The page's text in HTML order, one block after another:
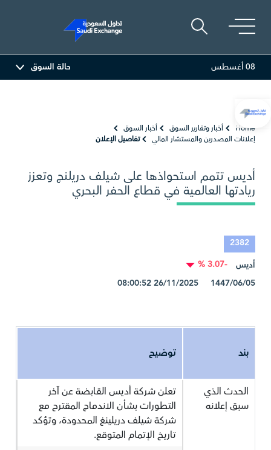
08 أغسطس حالة السوق
Home أخبار وتقارير السوق
أخبار السوق
إعلانات المصدرين والمستشار المالي
تفاصيل الإعلان
أديس تتمم استحواذها على شيلف دريلنج وتعزز
ريادتها العالمية في قطاع الحفر البحري
2382
أديس
-3.07 %
1447/06/05 26/11/2025 08:00:52
بند توضيح
الحدث الذي
سبق إعلانه
تعلن شركة أديس القابضة عن آخر
التطورات بشأن الاندماج المقترح مع
شركة شيلف دريلينغ المحدودة، وتؤكد
تاريخ الإتمام المتوقع.